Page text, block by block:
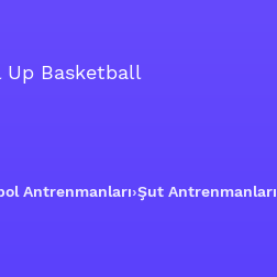
Up Basketball
Antrenmanları›Şut Antrenmanları